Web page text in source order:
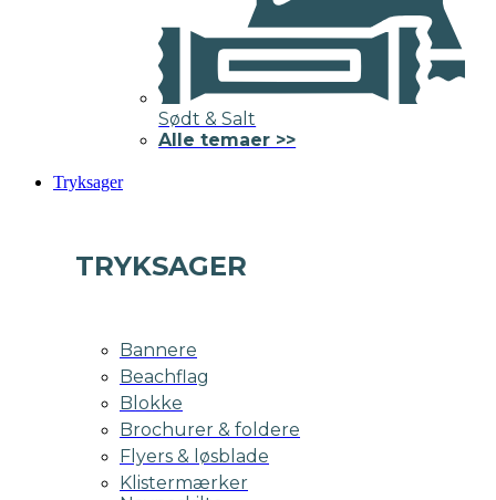
Sødt & Salt
Alle temaer >>
Tryksager
TRYKSAGER
Bannere
Beachflag
Blokke
Brochurer & foldere
Flyers & løsblade
Klistermærker